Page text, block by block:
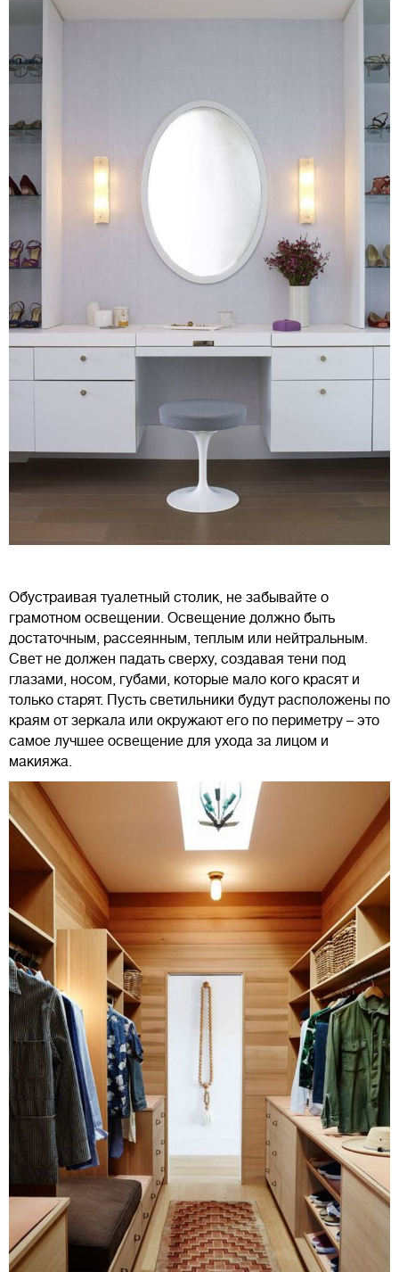
Обустраивая туалетный столик, не забывайте о
грамотном освещении. Освещение должно быть
достаточным, рассеянным, теплым или нейтральным.
Свет не должен падать сверху, создавая тени под
глазами, носом, губами, которые мало кого красят и
только старят. Пусть светильники будут расположены по
краям от зеркала или окружают его по периметру – это
самое лучшее освещение для ухода за лицом и
макияжа.